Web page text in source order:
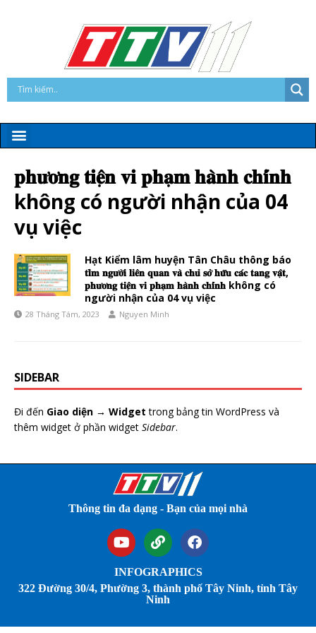
𝐩𝐡𝐮̛𝐨̛𝐧𝐠 𝐭𝐢𝐞̣̂𝐧 𝐯𝐢 𝐩𝐡𝐚̣𝐦 𝐡𝐚̀𝐧𝐡 𝐜𝐡𝐢́𝐧𝐡
không có người nhận của 04
vụ việc
Hạt Kiểm lâm huyện Tân Châu thông báo
𝐭𝐢̀𝐦 𝐧𝐠𝐮̛𝐨̛̀𝐢 𝐥𝐢𝐞̂𝐧 𝐪𝐮𝐚𝐧 𝐯𝐚̀ 𝐜𝐡𝐮̉ 𝐬𝐨̛̉ 𝐡𝐮̛̃𝐮 𝐜𝐚́𝐜 𝐭𝐚𝐧𝐠 𝐯𝐚̣̂𝐭,
𝐩𝐡𝐮̛𝐨̛𝐧𝐠 𝐭𝐢𝐞̣̂𝐧 𝐯𝐢 𝐩𝐡𝐚̣𝐦 𝐡𝐚̀𝐧𝐡 𝐜𝐡𝐢́𝐧𝐡 không có
người nhận của 04 vụ việc
28 Tháng Tám, 2023 Nguyen Minh
SIDEBAR
Đi đến Giao diện → Widget trong bảng tin WordPress và
thêm widget ở phần widget Sidebar.
Thông tin đa dạng - Bạn của mọi nhà
INFOGRAPHICS
322 Đường 30/4, Phường 3, thành phố Tây Ninh, tỉnh Tây
Ninh